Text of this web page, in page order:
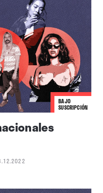
BAJO
SUSCRIPCIÓN